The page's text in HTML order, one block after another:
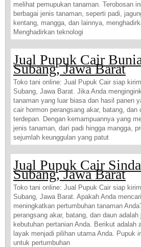
melihat pemupukan tanaman. Terobosan
berbagai jenis tanaman, seperti padi,
kentang, mangga, dan lainnya,
Menghadirkan teknologi
Jual Pupuk Cair
Subang, Jawa Barat
Toko tani online: Jual Pupuk Cair siap
Subang, Jawa Barat. Jika Anda
tanaman yang luar biasa dan hasil panen
cair hormon perangsang akar, batang, dan
terdepan. Dengan kemampuannya yang
jenis tanaman, dari padi hingga mangga,
sejumlah keunggulan yang patut
Jual Pupuk Cair
Subang, Jawa Barat
Toko tani online: Jual Pupuk Cair siap
Subang, Jawa Barat. Apakah Anda
meningkatkan pertumbuhan tanaman
perangsang akar, batang, dan daun
kebutuhan pertanian Anda. Berikut adalah
layak menjadi pilihan utama Anda. Pupuk
untuk pertumbuhan